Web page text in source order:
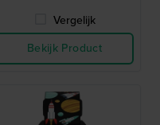
Vergelijk
Bekijk Product